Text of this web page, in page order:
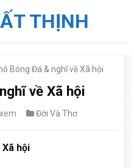
THỊNH
Bóng Đá & nghĩ về Xã hội
về Xã hội
Đời Và Thơ
hội